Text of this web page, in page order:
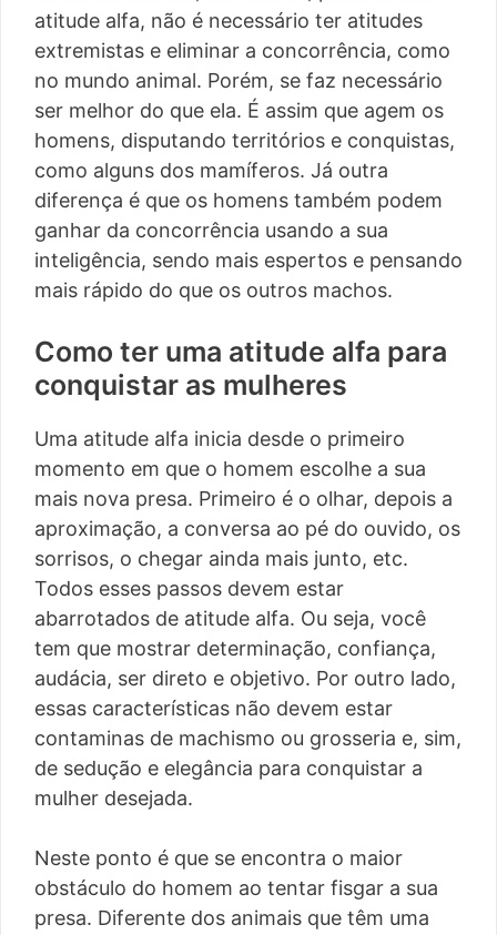
atitude alfa, não é necessário ter atitudes
extremistas e eliminar a concorrência, como
no mundo animal. Porém, se faz necessário
ser melhor do que ela. É assim que agem os
homens, disputando territórios e conquistas,
como alguns dos mamíferos. Já outra
diferença é que os homens também podem
ganhar da concorrência usando a sua
inteligência, sendo mais espertos e pensando
mais rápido do que os outros machos.
Como ter uma atitude alfa para
conquistar as mulheres
Uma atitude alfa inicia desde o primeiro
momento em que o homem escolhe a sua
mais nova presa. Primeiro é o olhar, depois a
aproximação, a conversa ao pé do ouvido, os
sorrisos, o chegar ainda mais junto, etc.
Todos esses passos devem estar
abarrotados de atitude alfa. Ou seja, você
tem que mostrar determinação, confiança,
audácia, ser direto e objetivo. Por outro lado,
essas características não devem estar
contaminas de machismo ou grosseria e, sim,
de sedução e elegância para conquistar a
mulher desejada.
Neste ponto é que se encontra o maior
obstáculo do homem ao tentar fisgar a sua
presa. Diferente dos animais que têm uma